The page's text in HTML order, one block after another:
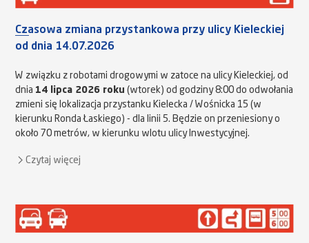
Czasowa zmiana przystankowa przy ulicy Kieleckiej
od dnia 14.07.2026
W związku z robotami drogowymi w zatoce na ulicy Kieleckiej, od
dnia 14 lipca 2026 roku (wtorek) od godziny 8:00 do odwołania
zmieni się lokalizacja przystanku Kielecka / Wośnicka 15 (w
kierunku Ronda Łaskiego) - dla linii 5. Będzie on przeniesiony o
około 70 metrów, w kierunku wlotu ulicy Inwestycyjnej.
Czytaj więcej